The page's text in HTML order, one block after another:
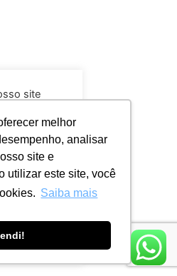
melhor
analisar
site e
utilizar este site, você
Saiba mais
site
Ao
você
os